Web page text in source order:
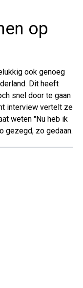
op
ook genoeg
Dit heeft
snel door te gaan
interview vertelt ze
weten "Nu heb ik
gezegd, zo gedaan.